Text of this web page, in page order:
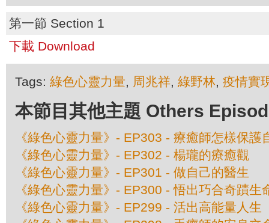
第一節 Section 1
下載 Download
Tags: 綠色心靈力量, 周兆祥, 綠野林, 疫情實
本節目其他主題 Others
《綠色心靈力量》- EP303 - 療癒師怎樣保護
《綠色心靈力量》- EP302 - 楊瓏的療癒觀
《綠色心靈力量》- EP301 - 做自己的醫生
《綠色心靈力量》- EP300 - 悟出巧合奇蹟生
《綠色心靈力量》- EP299 - 活出高能量人生